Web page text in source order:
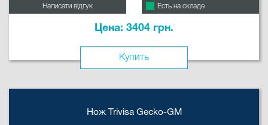
Написати відгук Есть на складе
Цена: 3404 грн.
Купить
Нож Trivisa Gecko-GM